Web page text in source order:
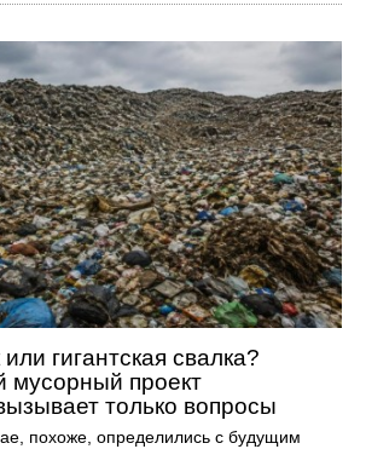
гигантская свалка?
мусорный проект
только вопросы
похоже, определились с будущим